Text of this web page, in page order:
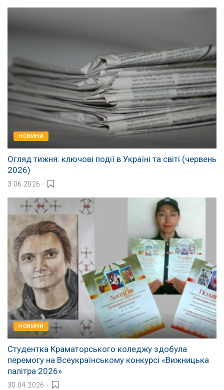
НОВИНИ
Огляд тижня: ключові події в Україні та світі (червень
2026)
3.06.2026
НОВИНИ
Студентка Краматорського коледжу здобула
перемогу на Всеукраїнському конкурсі «Вижницька
палітра 2026»
30.04.2026